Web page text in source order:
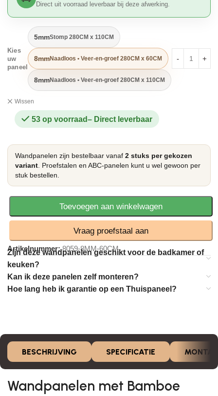
Direct uit voorraad leverbaar bij deze afwerking.
Kies
uw
paneel
5mmStomp 280CM x 110CM
8mmNaadloos • Veer-en-groef 280CM x 60CM
8mmNaadloos • Veer-en-groef 280CM x 110CM
Wissen
53 op voorraad
Wandpanelen zijn bestelbaar vanaf 2 stuks per gekozen
variant . Proefstalen en ABC-panelen kunt u wel gewoon per
stuk bestellen.
Toevoegen aan winkelwagen
Vraag proefstaal aan
Artikelnummer:8059-8MM-60CM
Zijn deze wandpanelen geschikt voor de badkamer of
keuken?
Kan ik deze panelen zelf monteren?
Hoe lang heb ik garantie op een Thuispaneel?
BESCHRIJVING SPECIFICATIE
Wandpanelen met Bamboe